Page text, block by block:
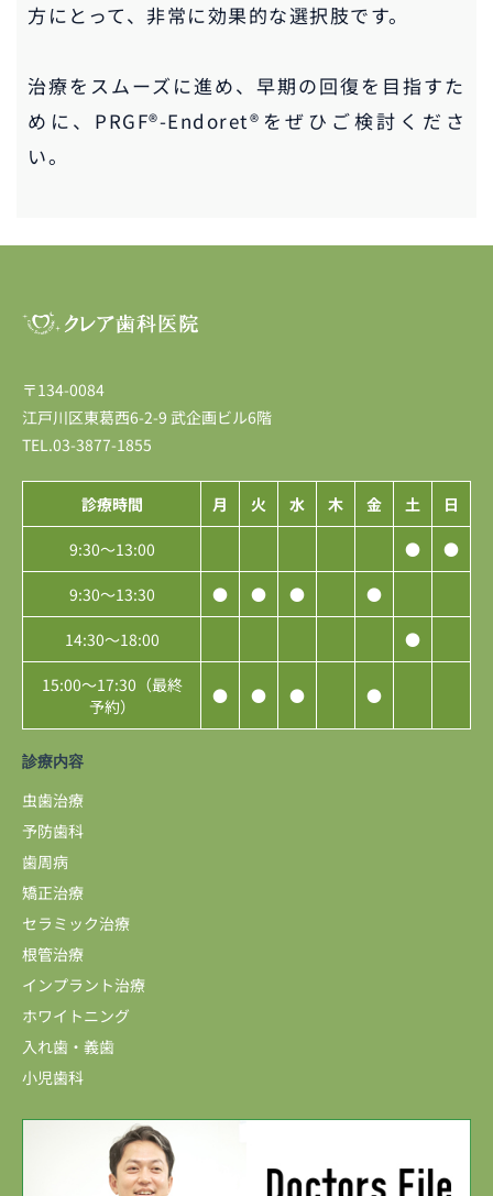
方にとって、非常に効果的な選択肢です。
治療をスムーズに進め、早期の回復を目指すた
めに、PRGF®-Endoret®をぜひご検討くださ
い。
〒134-0084
江戸川区東葛西6-2-9 武企画ビル6階
TEL.03-3877-1855
診療時間 月 火 水 木 金 土 日
9:30〜13:00 ● ●
9:30〜13:30 ● ● ● ●
14:30〜18:00 ●
15:00〜17:30（最終
予約）
● ● ● ●
診療内容
虫歯治療
予防歯科
歯周病
矯正治療
セラミック治療
根管治療
インプラント治療
ホワイトニング
入れ歯・義歯
小児歯科